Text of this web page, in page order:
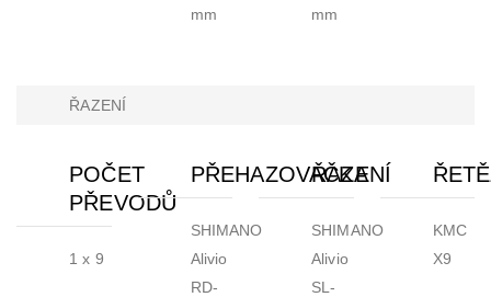
mm
mm
ŘAZENÍ
POČET
PŘEVODŮ
1 x 9
PŘEHAZOVAČKA
SHIMANO
Alivio
RD-
ŘAZENÍ
SHIMANO
Alivio
SL-
KMC
X9